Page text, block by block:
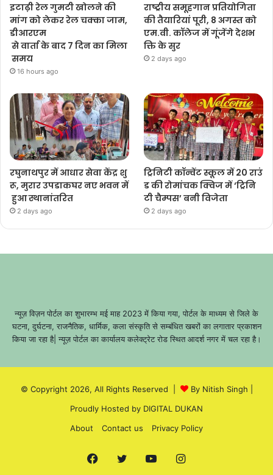
इटाढ़ी रेल गुमटी खोलने की
मांग को लेकर रेल चक्का जाम,
डीआरएम
से वार्ता के बाद 7 दिन का मिला
समय
16 hours ago
राष्ट्रीय समूहगान प्रतियोगिता
की तैयारियां पूरी, 8 अगस्त को
एम.वी. कॉलेज में गूंजेंगे देशभ
क्ति के सुर
2 days ago
रघुनाथपुर में आधार सेवा केंद्र शु
रू, मुरार उपडाकघर नए भवन में
हुआ स्थानांतरित
2 days ago
ट्रिनिटी कॉन्वेंट स्कूल में 20 राउं
ड की रोमांचक क्विज में ‘ट्रिनि
टी चैम्पस’ बनी विजेता
2 days ago
न्यूज़ विज़न पोर्टल का शुभारम्भ मई माह 2023 में किया गया, पोर्टल के माध्यम से जिले के
घटना, दुर्घटना, राजनैतिक, धार्मिक, कला संस्कृति से सम्बंधित खबरों का लगातार प्रकाशन
किया जा रहा है| न्यूज़ पोर्टल का कार्यालय कलेक्ट्रेट रोड स्थित आदर्श नगर में चल रहा है।
© Copyright 2026, All Rights Reserved | By Nitish Singh
Proudly Hosted by DIGITAL DUKAN
About
Contact us Privacy Policy
Facebook
Twitter YouTubeInstagram